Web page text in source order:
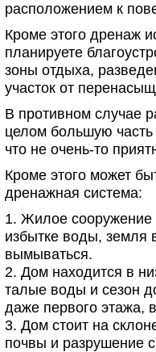
расположением к
Кроме этого дренаж
планируете
зоны отдыха,
участок от
В противном случае
целом большую
что не очень-то
Кроме этого может
дренажная система:
Жилое сооружение
избытке воды, земля
вымываться.
Дом находится в
талые воды и сезон
даже первого этажа,
Дом стоит на
почвы и разрушение